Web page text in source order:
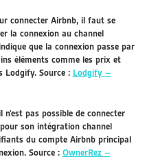
connecter Airbnb, il faut se
la connexion au channel
que la connexion passe par
éléments comme les prix et
Lodgify. Source : Lodgify –
pas possible de connecter
son intégration channel
du compte Airbnb principal
Source : OwnerRez –